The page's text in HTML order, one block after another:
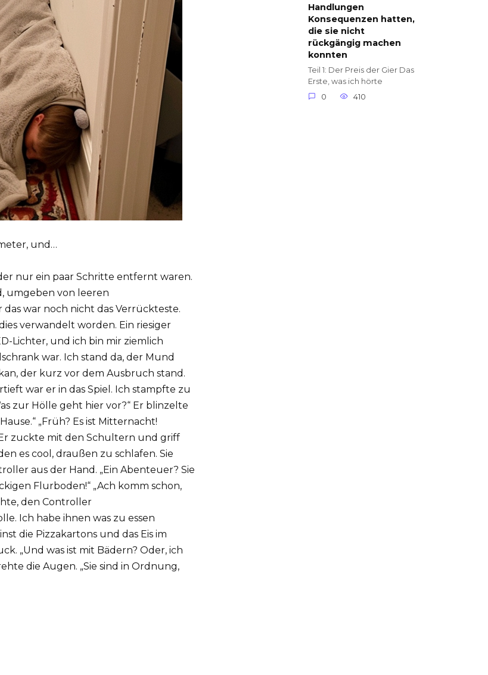
und…
nur ein paar Schritte entfernt waren.
umgeben von leeren
war noch nicht das Verrückteste.
verwandelt worden. Ein riesiger
Lichter, und ich bin mir ziemlich
war. Ich stand da, der Mund
der kurz vor dem Ausbruch stand.
war er in das Spiel. Ich stampfte zu
zur Hölle geht hier vor?“ Er blinzelte
„Früh? Es ist Mitternacht!
zuckte mit den Schultern und griff
es cool, draußen zu schlafen. Sie
aus der Hand. „Ein Abenteuer? Sie
Flurboden!“ „Ach komm schon,
den Controller
Ich habe ihnen was zu essen
die Pizzakartons und das Eis im
„Und was ist mit Bädern? Oder, ich
die Augen. „Sie sind in Ordnung,
Handlungen
Konsequenzen hatten,
die sie nicht
rückgängig machen
konnten
Teil 1: Der Preis der Gier Das
Erste, was ich hörte
0
410